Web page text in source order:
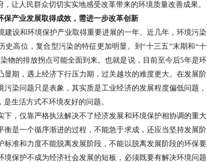
让人民群众切切实实地感受改革带来的环境质量改善成果。
产业发展取得成效，需进一步改革创新
设和环境保护产业取得重要进展的一年。近几年，环境污染
史高位，复合型污染的特征更加明显。到“十三五”末期和“十
物的排放拐点可能全面到来。也就是说，目前至今后5年是环
显期，遇上经济下行压力期，过关越坎的难度更大。在发展阶
污染问题只是表象，其实质是工业经济的发展程度偏低问题，
生活方式不环境友好的问题。
，仅靠严格执法解决不了经济发展和环境保护相协调的重大
衡是一个循序渐进的过程，不能急于求成，还应当坚持发展阶
标准和力度不能脱离发展阶段，不能以脱离发展阶段的环保要
境保护不成为经济社会发展的短板，必须既要有解决环境问题